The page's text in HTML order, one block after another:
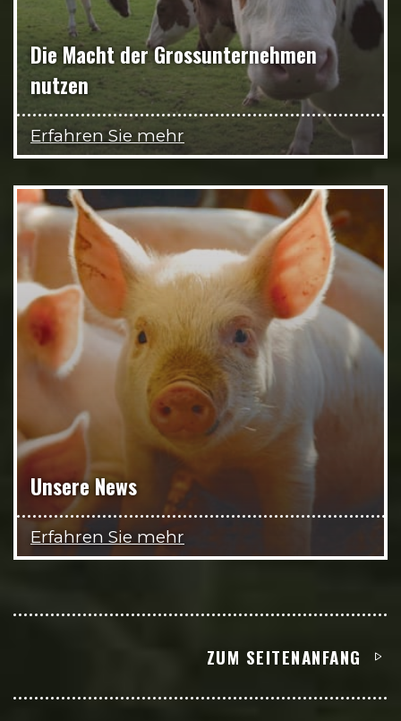
Die Macht der Grossunternehmen
nutzen
Erfahren Sie mehr
Unsere News
Erfahren Sie mehr
ZUM SEITENANFANG